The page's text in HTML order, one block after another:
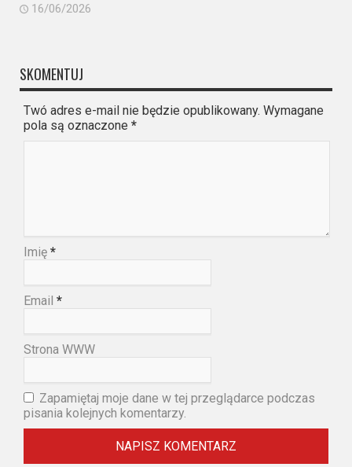
16/06/2026
SKOMENTUJ
Twó adres e-mail nie będzie opublikowany. Wymagane
pola są oznaczone *
Imię *
Email *
Strona WWW
Zapamiętaj moje dane w tej przeglądarce podczas
pisania kolejnych komentarzy.